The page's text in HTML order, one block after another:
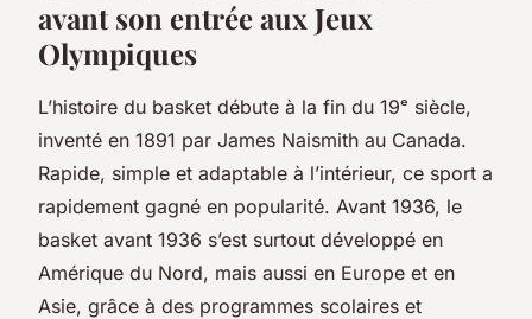
avant son entrée aux Jeux
Olympiques
L’histoire du basket débute à la fin du 19ᵉ siècle,
inventé en 1891 par James Naismith au Canada.
Rapide, simple et adaptable à l’intérieur, ce sport a
rapidement gagné en popularité. Avant 1936, le
basket avant 1936 s’est surtout développé en
Amérique du Nord, mais aussi en Europe et en
Asie, grâce à des programmes scolaires et